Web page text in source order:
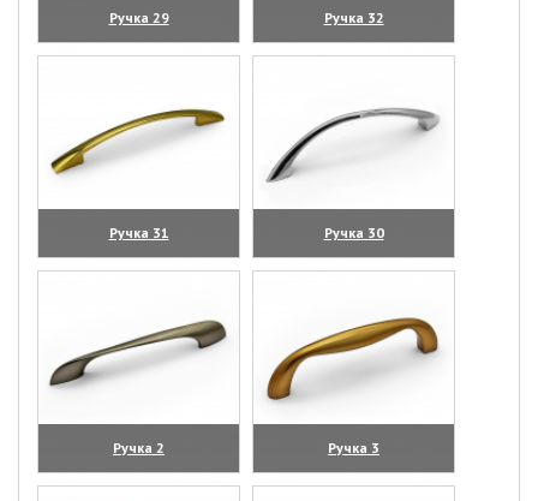
Ручка 29
(увеличить)
Ручка 32
(увеличить)
Ручка 31
(увеличить)
Ручка 30
(увеличить)
Ручка 2
(увеличить)
Ручка 3
(увеличить)